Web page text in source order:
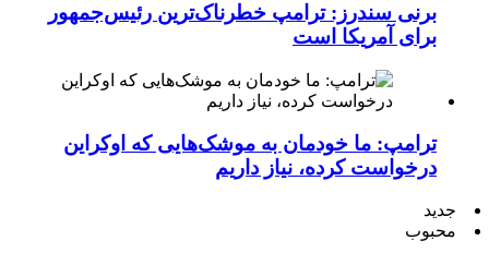
برنی سندرز: ترامپ خطرناک‌ترین رئیس‌جمهور
برای آمریکا است
ترامپ: ما خودمان به موشک‌هایی که اوکراین
درخواست کرده، نیاز داریم
جدید
محبوب